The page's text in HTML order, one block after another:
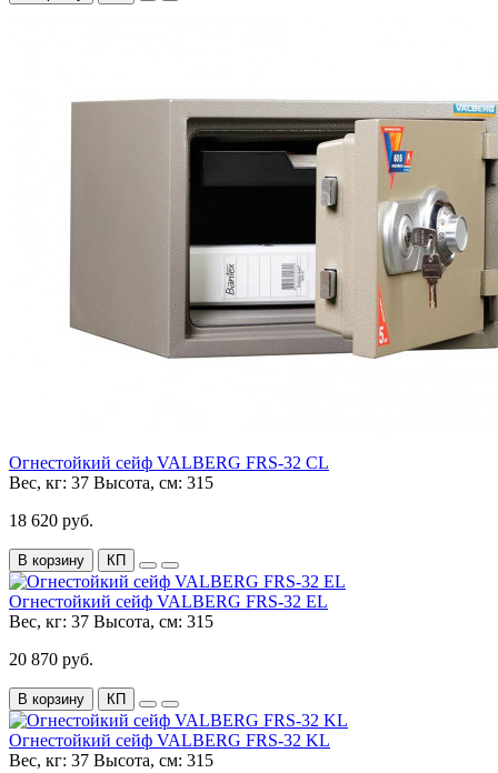
Огнестойкий сейф VALBERG FRS-32 CL
Вес, кг: 37 Высота, см: 315
18 620 руб.
В корзину КП
Огнестойкий сейф VALBERG FRS-32 EL
Вес, кг: 37 Высота, см: 315
20 870 руб.
В корзину КП
Огнестойкий сейф VALBERG FRS-32 KL
Вес, кг: 37 Высота, см: 315